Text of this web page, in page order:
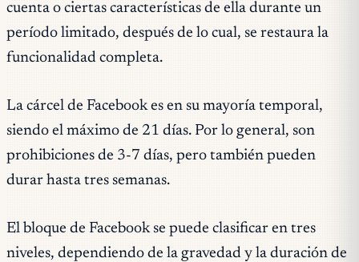
cuenta o ciertas características de ella durante un
período limitado, después de lo cual, se restaura la
funcionalidad completa.
La cárcel de Facebook es en su mayoría temporal,
siendo el máximo de 21 días. Por lo general, son
prohibiciones de 3-7 días, pero también pueden
durar hasta tres semanas.
El bloque de Facebook se puede clasificar en tres
niveles, dependiendo de la gravedad y la duración de